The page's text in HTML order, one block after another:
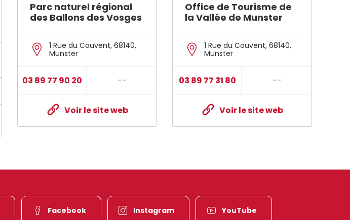
Parc naturel régional
des Ballons des Vosges
1 Rue du Couvent, 68140,
Munster
03 89 77 90 20 --
Voir le site web
Office de Tourisme de
la Vallée de Munster
1 Rue du Couvent, 68140,
Munster
03 89 77 31 80 --
Voir le site web
Facebook Instagram YouTube